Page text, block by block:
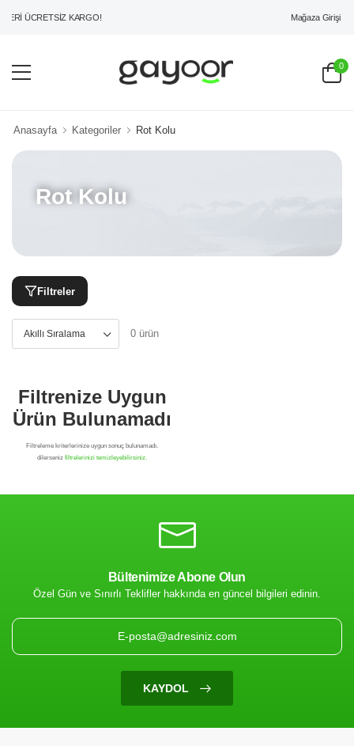
ÜCRETSİZ KARGO! Mağaza Girişi
0
Anasayfa Kategoriler Rot Kolu
Rot Kolu
Filtreler
0 ürün
Filtrenize Uygun
Ürün Bulunamadı
Bültenimize Abone Olun
Özel Gün ve Sınırlı Teklifler hakkında en güncel bilgileri edinin.
KAYDOL